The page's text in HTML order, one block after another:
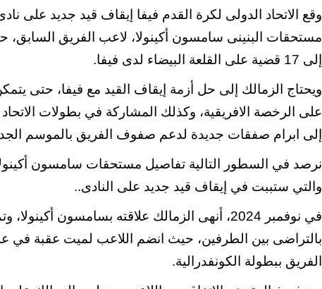
وقع الاتحاد الدولى لكرة القدم فيفا إيقاف قيد جديد على
مستحقات البنينى سامسون أكينولا، لاعب الفريق السابق،
إلى 17 قضية على القلعة البيضاء لدى فيفا.
ويحتاج الزمالك إلى حل أزمة إيقاف القيد مع فيفا، حتى
على الرخصة الافريقية، وكذلك المشاركة في بطولات الاتحاد
إلى ابرام صفقات جديدة لدعم صفوف الفريق بالموسم
نرصد في السطور التالية تفاصيل مستحقات سامسون
والتي ستببت في إيقاف قيد جديد على النادى..
في نوفمبر 2024، أنهى الزمالك علاقته بسامسون
الفريق ببطولة الكونفدرالية.